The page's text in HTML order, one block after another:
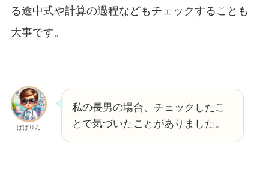
る途中式や計算の過程などもチェックすることも
大事です。
ぱぱりん
私の長男の場合、チェックしたこ
とで気づいたことがありました。